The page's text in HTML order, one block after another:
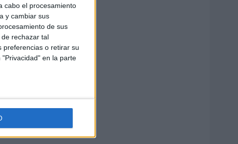
cabo el procesamiento
y cambiar sus
de sus
rechazar tal
preferencias o retirar su
en la parte